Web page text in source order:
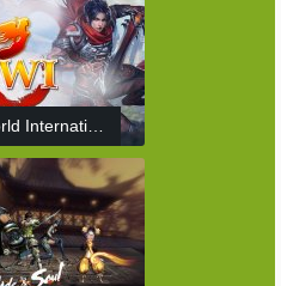
Perfect World International